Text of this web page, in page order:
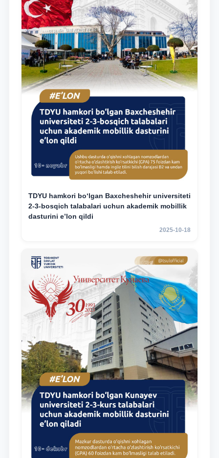
TDYU hamkori bo‘lgan Baxcheshehir universiteti
2-3-bosqich talabalari uchun akademik mobillik
dasturini e’lon qildi
2025-10-18